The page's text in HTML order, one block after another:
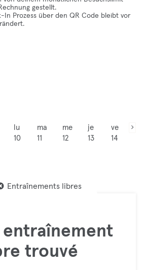
gestellt.
In Prozess über den QR Code bleibt vor
lu
10
ma
11
me
12
je
13
ve
14
Entraînements libres
entraînement
trouvé